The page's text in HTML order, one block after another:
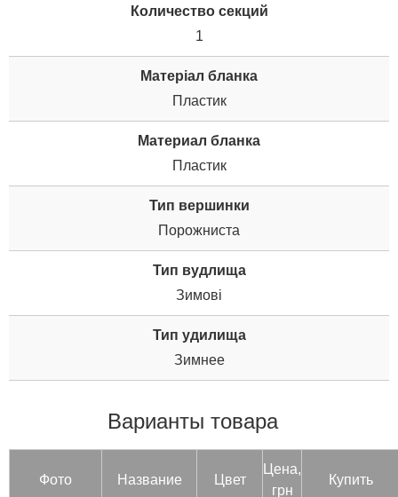
Количество секций
1
Матеріал бланка
Пластик
Материал бланка
Пластик
Тип вершинки
Порожниста
Тип вудлища
Зимові
Тип удилища
Зимнее
Варианты товара
Фото Название Цвет
Цена,
грн
Купить